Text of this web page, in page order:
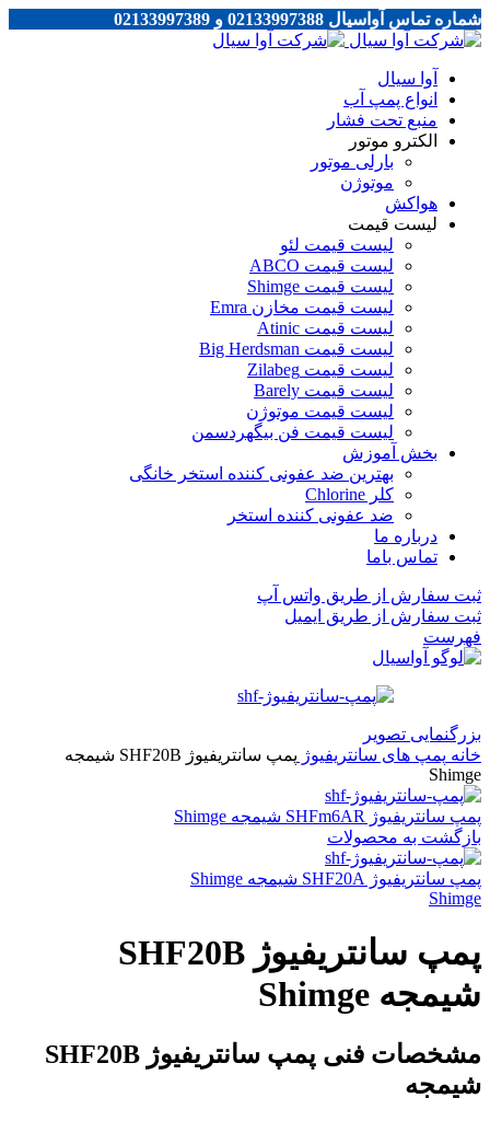
شماره تماس آواسیال 02133997388 و 02133997389
آوا سیال
انواع پمپ آب
منبع تحت فشار
الکترو موتور
بارلی موتور
موتوژن
هواکش
لیست قیمت
لیست قیمت لئو
لیست قیمت ABCO
لیست قیمت Shimge
لیست قیمت مخازن Emra
لیست قیمت Atinic
لیست قیمت Big Herdsman
لیست قیمت Zilabeg
لیست قیمت Barely
لیست قیمت موتوژن
لیست قیمت فن بیگهردسمن
بخش آموزش
بهترین ضد عفونی کننده استخر خانگی
کلر Chlorine
ضد عفونی کننده استخر
درباره ما
تماس باما
ثبت سفارش از طریق واتس آپ
ثبت سفارش از طریق ایمیل
فهرست
بزرگنمایی تصویر
خانه پمپ های سانتریفیوژ
پمپ سانتریفیوژ SHF20B شیمجه
Shimge
پمپ سانتریفیوژ SHFm6AR شیمجه Shimge
بازگشت به محصولات
پمپ سانتریفیوژ SHF20A شیمجه Shimge
Shimge
پمپ سانتریفیوژ SHF20B
شیمجه Shimge
مشخصات فنی پمپ سانتریفیوژ SHF20B
شیمجه